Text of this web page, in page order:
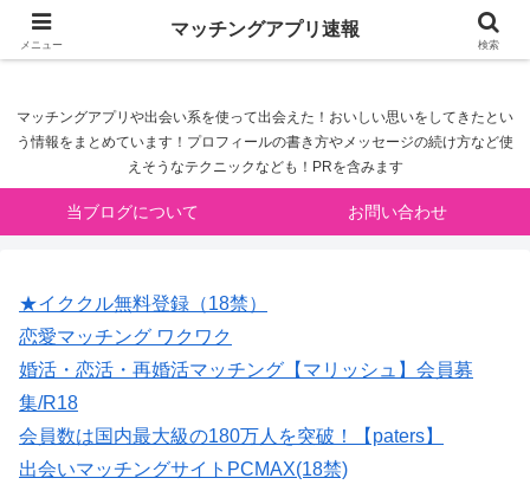
マッチングアプリ速報
マッチングアプリや出会い系を使って出会えた！おいしい思いをしてきたとい
う情報をまとめています！プロフィールの書き方やメッセージの続け方など使
えそうなテクニックなども！PRを含みます
当ブログについて お問い合わせ
★イククル無料登録（18禁）
恋愛マッチング ワクワク
婚活・恋活・再婚活マッチング【マリッシュ】会員募
集/R18
会員数は国内最大級の180万人を突破！【paters】
出会いマッチングサイトPCMAX(18禁)
メニュー
マッチングアプリ速報
検索